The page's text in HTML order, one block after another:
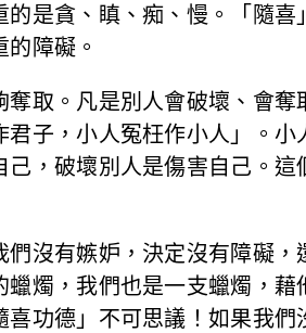
是貪、瞋、痴、慢。「隨喜
障礙。
取。凡是別人會破壞、會奪
子，小人冤枉作小人」。小
，破壞別人是傷害自己。這
沒有嫉妒，決定沒有障礙，
燭，我們也是一支蠟燭，藉
功德」不可思議！如果我們